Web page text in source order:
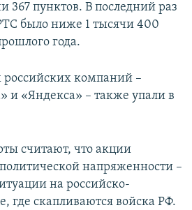
367 пунктов. В последний раз
было ниже 1 тысячи 400
года.
компаний –
и «Яндекса» – также упали в
считают, что акции
напряженности –
на российско-
где скапливаются войска РФ.